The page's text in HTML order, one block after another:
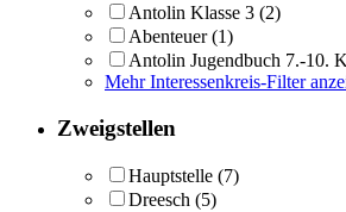
Antolin Klasse 3 (2)
Abenteuer (1)
Antolin Jugendbuch 7.-10.
Mehr Interessenkreis-Filter
Zweigstellen
Hauptstelle (7)
Dreesch (5)